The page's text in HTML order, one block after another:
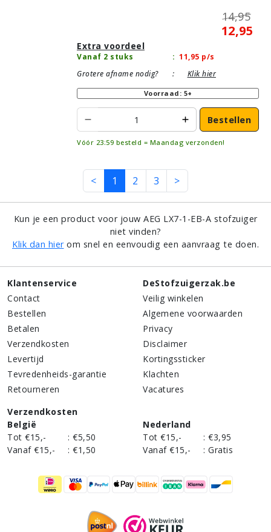
14,95
12,95
Extra voordeel
Vanaf 2 stuks : 11,95 p/s
Grotere afname nodig?
: Klik hier
Voorraad: 5+
Bestellen
Vóór 23:59 besteld = Maandag verzonden!
< 1 2 3 >
Kun je een product voor jouw AEG LX7-1-EB-A stofzuiger
niet vinden?
Klik dan hierom snel en eenvoudig een aanvraag te doen.
Klantenservice
Contact
Bestellen
Betalen
Verzendkosten
Levertijd
Tevredenheids-garantie
Retourneren
DeStofzuigerzak.be
Veilig winkelen
Algemene voorwaarden
Privacy
Disclaimer
Kortingssticker
Klachten
Vacatures
Verzendkosten
België
Tot €15,-
: €5,50
Vanaf €15,-
: €1,50
Nederland
Tot €15,-
: €3,95
Vanaf €15,-
: Gratis